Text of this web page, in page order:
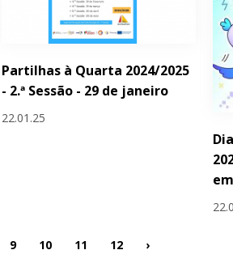
Partilhas à Quarta 2024/2025
- 2.ª Sessão - 29 de janeiro
22.01.25
9 10 11 12 ›